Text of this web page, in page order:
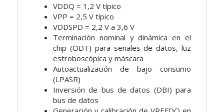
VDDQ = 1,2 V típico
VPP = 2,5 V típico
VDDSPD = 2,2 V a 3,6 V
Terminación nominal y dinámica en el
chip (ODT) para señales de datos, luz
estroboscópica y máscara
Autoactualización de bajo consumo
(LPASR)
Inversión de bus de datos (DBI) para
bus de datos